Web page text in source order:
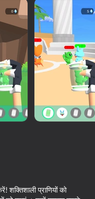
शुरू करें
Sword Master: Slice Your Enemies!
Sticky
शक्तिशाली प्राणियों को